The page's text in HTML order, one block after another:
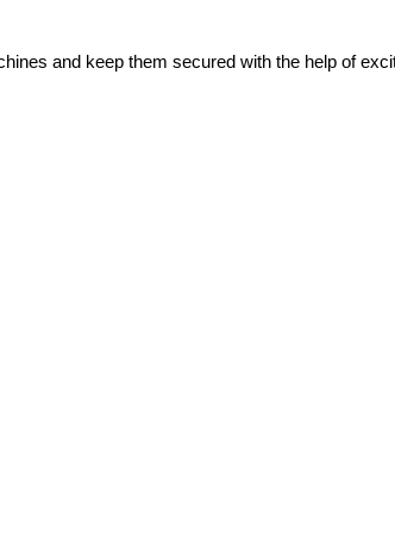
and keep them secured with the help of